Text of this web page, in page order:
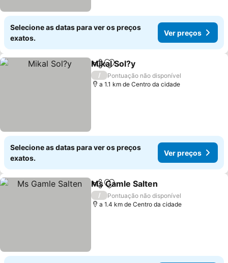
Selecione as datas para ver os preços
exatos.
Ver preços
PartilharAdicionar aos favoritos
Mikal Sol?y
/
Pontuação não disponível
a 1.1 km de Centro da cidade
Selecione as datas para ver os preços
exatos.
Ver preços
PartilharAdicionar aos favoritos
Ms Gamle Salten
/
Pontuação não disponível
a 1.4 km de Centro da cidade